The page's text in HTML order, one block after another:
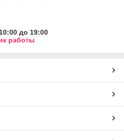
до 19:00
работы